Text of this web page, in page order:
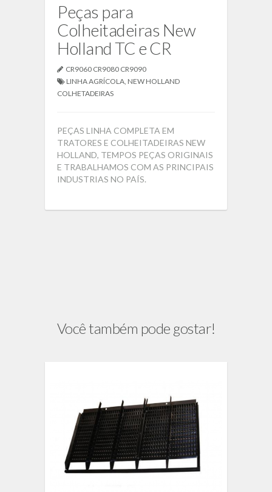
Peças para
Colheitadeiras New
Holland TC e CR
CR9060 CR9080 CR9090
LINHA AGRÍCOLA NEW HOLLAND
COLHETADEIRAS
PEÇAS LINHA COMPLETA EM
TRATORES E COLHEITADEIRAS NEW
HOLLAND, TEMPOS PEÇAS ORIGINAIS
E TRABALHAMOS COM AS PRINCIPAIS
INDUSTRIAS NO PAÍS.
Você também pode gostar!